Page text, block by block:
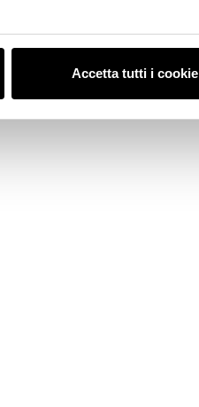
Accetta tutti i cookie